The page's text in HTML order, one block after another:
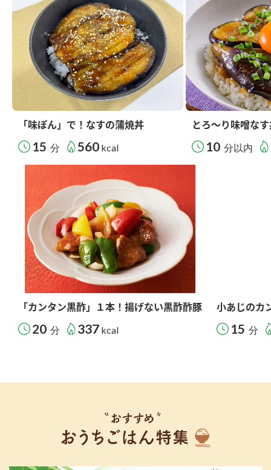
「味ぽん」で！なすの蒲焼丼
15 分 560 kcal
とろ～り味噌な
10 分以内
「カンタン黒酢」１本！揚げない黒酢酢豚
20 分 337 kcal
小あじのカ
15 分